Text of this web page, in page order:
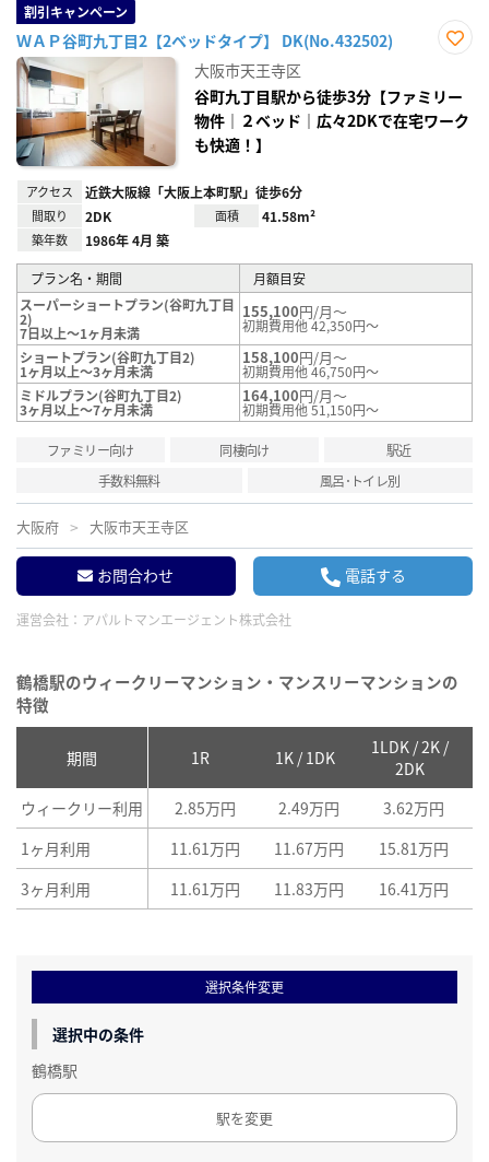
割引キャンペーン
ＷＡＰ谷町九丁目2【2ベッドタイプ】 DK(No.432502)
り登
録
大阪市天王寺区
谷町九丁目駅から徒歩3分【ファミリー
物件｜２ベッド｜広々2DKで在宅ワーク
も快適！】
アクセス 近鉄大阪線「大阪上本町駅」徒歩6分
間取り 2DK 面積 41.58m²
築年数 1986年 4月 築
プラン名・期間
月額目安
スーパーショートプラン(谷町九丁目
2)
7日以上～1ヶ月未満
155,100円/月～
初期費用他 42,350円～
ショートプラン(谷町九丁目2)
1ヶ月以上～3ヶ月未満
158,100円/月～
初期費用他 46,750円～
ミドルプラン(谷町九丁目2)
3ヶ月以上～7ヶ月未満
164,100円/月～
初期費用他 51,150円～
ファミリー向け 同棲向け
駅近
手数料無料
風呂･トイレ別
大阪府 大阪市天王寺区
お問合わせ 電話する
運営会社： アパルトマンエージェント株式会社
鶴橋駅のウィークリーマンション・マンスリーマンションの
特徴
期間 1R 1K / 1DK
1LDK / 2K /
2DK
ウィークリー利用 2.85万円 2.49万円 3.62万円
1ヶ月利用
11.61万円 11.67万円 15.81万円
3ヶ月利用
11.61万円 11.83万円 16.41万円
選択条件変更
選択中の条件
鶴橋駅
駅を変更